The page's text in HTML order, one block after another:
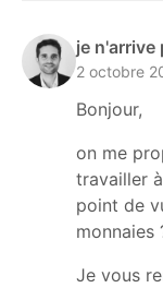
je n'arrive
2 octobre
Bonjour,
on me
travailler
point de
monnaies
Je vous